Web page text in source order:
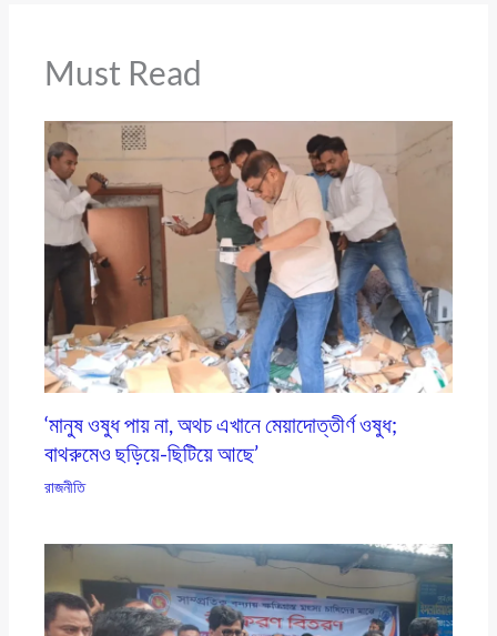
Must Read
‘মানুষ ওষুধ পায় না, অথচ এখানে মেয়াদোত্তীর্ণ ওষুধ;
বাথরুমেও ছড়িয়ে-ছিটিয়ে আছে’
রাজনীতি